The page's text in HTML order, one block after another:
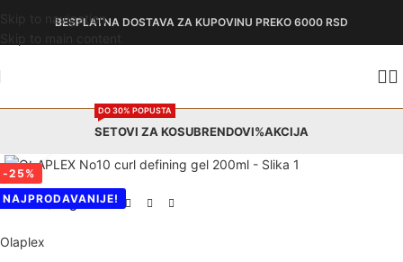
Skip to navigationBESPLATNA DOSTAVA ZA KUPOVINU PREKO 6000 RSD
SETOVI ZA KOSU
DO 30% POPUSTA
BRENDOVI%AKCIJA
-25%
NAJPRODAVANIJE!
Početna Nega kose
Olaplex